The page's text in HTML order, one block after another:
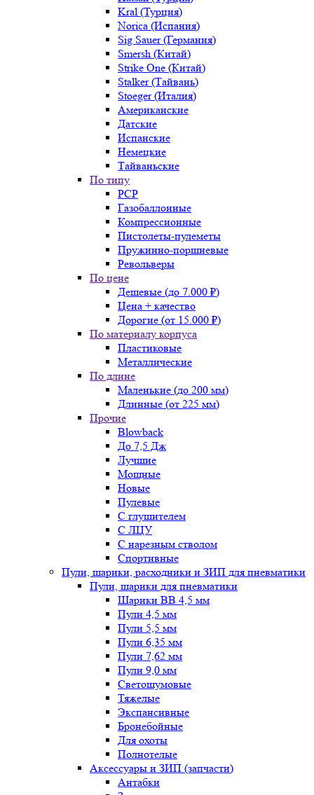
Kral (Турция)
Norica (Испания)
Sig Sauer (Германия)
Smersh (Китай)
Strike One (Китай)
Stalker (Тайвань)
Stoeger (Италия)
Американские
Датские
Испанские
Немецкие
Тайваньские
По типу
PCP
Газобаллонные
Компрессионные
Пистолеты-пулеметы
Пружинно-поршневые
Револьверы
По цене
Дешевые (до 7.000 ₽)
Цена + качество
Дорогие (от 15.000 ₽)
По материалу корпуса
Пластиковые
Металлические
По длине
Маленькие (до 200 мм)
Длинные (от 225 мм)
Прочие
Blowback
До 7,5 Дж
Лучшие
Мощные
Новые
Пулевые
С глушителем
С ЛЦУ
С нарезным стволом
Спортивные
Пули, шарики, расходники и ЗИП для пневматики
Пули, шарики для пневматики
Шарики BB 4,5 мм
Пули 4,5 мм
Пули 5,5 мм
Пули 6,35 мм
Пули 7,62 мм
Пули 9,0 мм
Светошумовые
Тяжелые
Экспансивные
Бронебойные
Для охоты
Полнотелые
Аксессуары и ЗИП (запчасти)
Антабки